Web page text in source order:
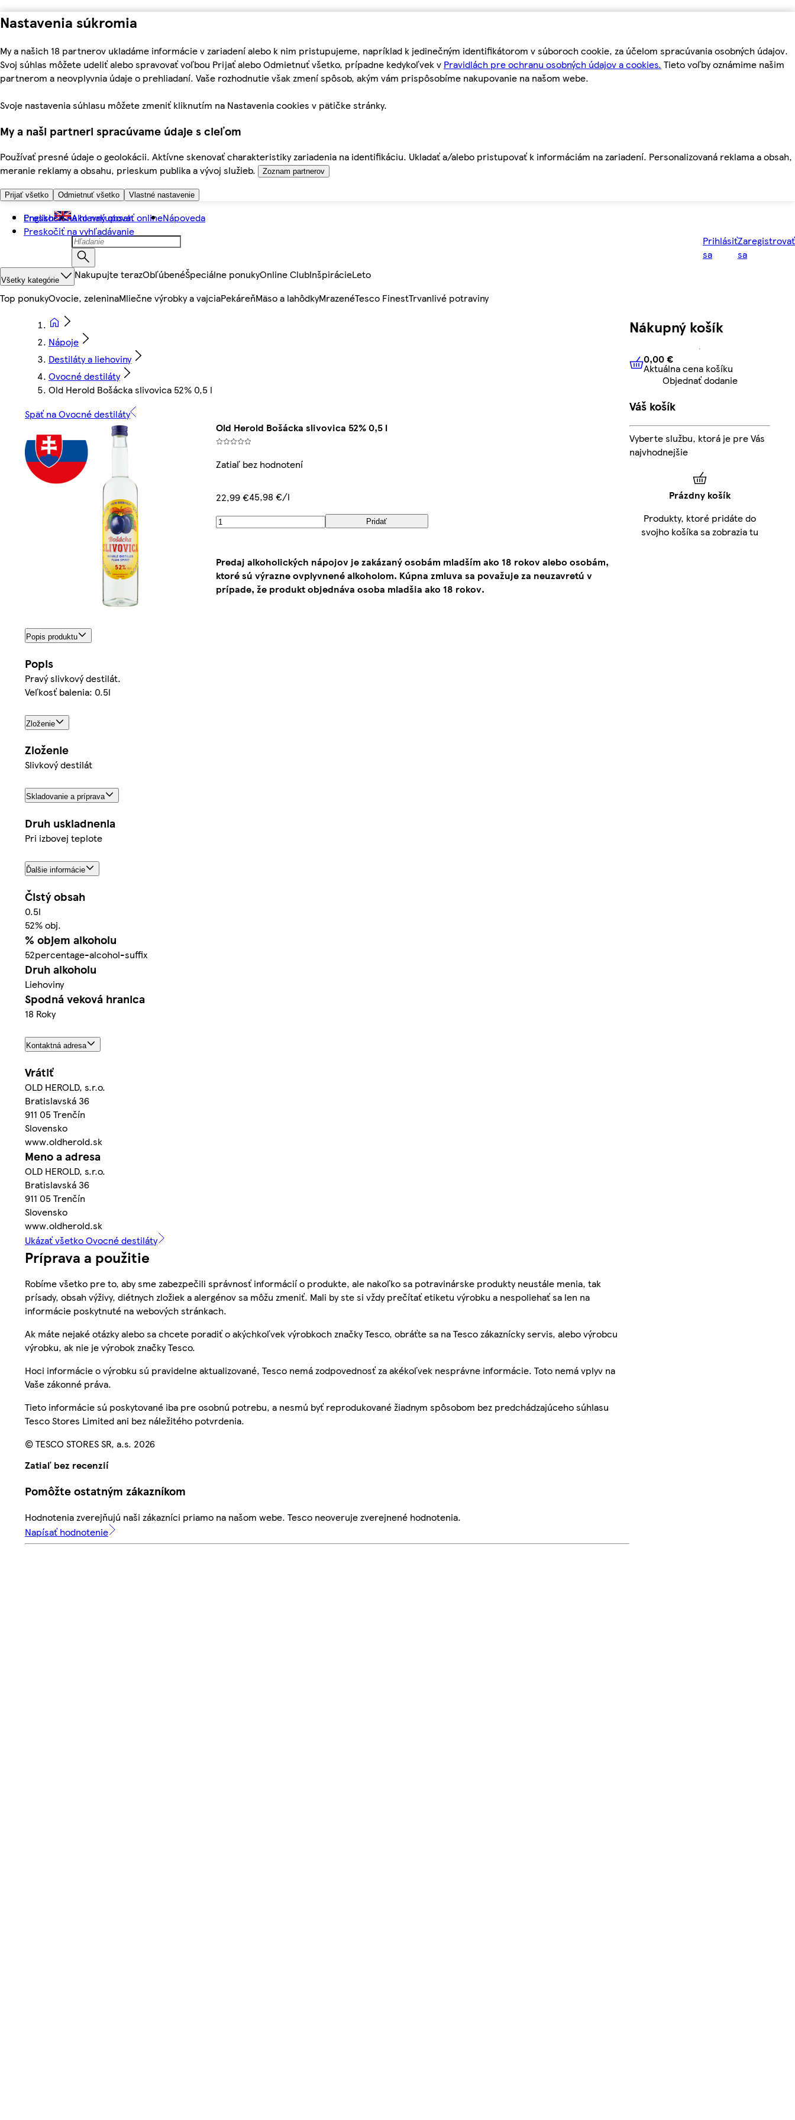
Nastavenia súkromia
My a našich 18 partnerov ukladáme informácie v zariadení alebo k nim pristupujeme, napríklad k jedinečným identifikátorom v súboroch cookie, za účelom spracúvania osobných údajov.
Svoj súhlas môžete udeliť alebo spravovať voľbou Prijať alebo Odmietnuť všetko, prípadne kedykoľvek v Pravidlách pre ochranu osobných údajov a cookies. Tieto voľby oznámime našim
partnerom a neovplyvnia údaje o prehliadaní. Vaše rozhodnutie však zmení spôsob, akým vám prispôsobíme nakupovanie na našom webe.
Svoje nastavenia súhlasu môžete zmeniť kliknutím na Nastavenia cookies v pätičke stránky.
My a naši partneri spracúvame údaje s cieľom
Používať presné údaje o geolokácii. Aktívne skenovať charakteristiky zariadenia na identifikáciu. Ukladať a/alebo pristupovať k informáciám na zariadení. Personalizovaná reklama a obsah,
meranie reklamy a obsahu, prieskum publika a vývoj služieb.
Zoznam partnerov
Prijať všetko Odmietnuť všetko Vlastné nastavenie
Preskočiť na hlavný obsah
Preskočiť na vyhľadávanie
English Ako nakupovať onlineNápoveda
Prihlásiť
sa
Zaregistrovať
sa
Všetky kategórie Nakupujte terazObľúbenéŠpeciálne ponukyOnline ClubInšpirácieLeto
Top ponukyOvocie, zeleninaMliečne výrobky a vajciaPekáreňMäso a lahôdkyMrazenéTesco FinestTrvanlivé potraviny
Nápoje
Destiláty a liehoviny
Ovocné destiláty
Old Herold Bošácka slivovica 52% 0,5 l
Späť na Ovocné destiláty
Old Herold Bošácka slivovica 52% 0,5 l
Zatiaľ bez hodnotení
22,99 €45,98 €/l
Pridať
Predaj alkoholických nápojov je zakázaný osobám mladším ako 18 rokov alebo osobám,
ktoré sú výrazne ovplyvnené alkoholom. Kúpna zmluva sa považuje za neuzavretú v
prípade, že produkt objednáva osoba mladšia ako 18 rokov.
Popis produktu
Popis
Pravý slivkový destilát.
Veľkosť balenia: 0.5l
Zloženie
Zloženie
Slivkový destilát
Skladovanie a príprava
Druh uskladnenia
Pri izbovej teplote
Ďalšie informácie
Čistý obsah
0.5l
52% obj.
% objem alkoholu
52percentage-alcohol-suffix
Druh alkoholu
Liehoviny
Spodná veková hranica
18 Roky
Kontaktná adresa
Vrátiť
OLD HEROLD, s.r.o.
Bratislavská 36
911 05 Trenčín
Slovensko
www.oldherold.sk
Meno a adresa
OLD HEROLD, s.r.o.
Bratislavská 36
911 05 Trenčín
Slovensko
www.oldherold.sk
Ukázať všetko Ovocné destiláty
Príprava a použitie
Robíme všetko pre to, aby sme zabezpečili správnosť informácií o produkte, ale nakoľko sa potravinárske produkty neustále menia, tak
prísady, obsah výživy, diétnych zložiek a alergénov sa môžu zmeniť. Mali by ste si vždy prečítať etiketu výrobku a nespoliehať sa len na
informácie poskytnuté na webových stránkach.
Ak máte nejaké otázky alebo sa chcete poradiť o akýchkoľvek výrobkoch značky Tesco, obráťte sa na Tesco zákaznícky servis, alebo výrobcu
výrobku, ak nie je výrobok značky Tesco.
Hoci informácie o výrobku sú pravidelne aktualizované, Tesco nemá zodpovednosť za akékoľvek nesprávne informácie. Toto nemá vplyv na
Vaše zákonné práva.
Tieto informácie sú poskytované iba pre osobnú potrebu, a nesmú byť reprodukované žiadnym spôsobom bez predchádzajúceho súhlasu
Tesco Stores Limited ani bez náležitého potvrdenia.
© TESCO STORES SR, a.s. 2026
Zatiaľ bez recenzií
Pomôžte ostatným zákazníkom
Hodnotenia zverejňujú naši zákazníci priamo na našom webe. Tesco neoveruje zverejnené hodnotenia.
Napísať hodnotenie
Nákupný košík
0,00 € Aktuálna cena košíku
0,00 €
Aktuálna cena košíku
Objednať dodanie
Váš košík
Vyberte službu, ktorá je pre Vás
najvhodnejšie
Prázdny košík
Produkty, ktoré pridáte do
svojho košíka sa zobrazia tu